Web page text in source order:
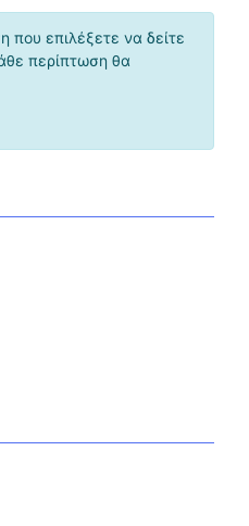
που επιλέξετε να δείτε
περίπτωση θα